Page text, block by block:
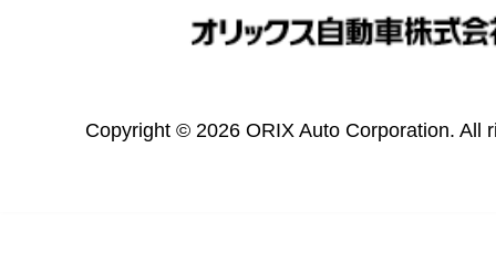
Copyright © 2026 ORIX Auto Corporation. All